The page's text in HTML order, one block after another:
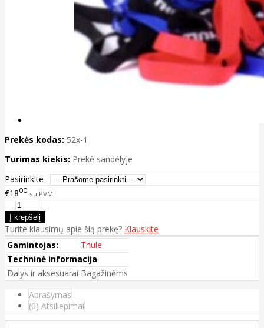
Prekės kodas: 52x-1
Turimas kiekis: Prekė sandėlyje
Pasirinkite :
€1800 su PVM
Turite klausimų apie šią prekę? Klauskite
Gamintojas:
Thule
Techninė informacija
Dalys ir aksesuarai Bagažinėms
Aprašymas
(0) Atsiliepimai